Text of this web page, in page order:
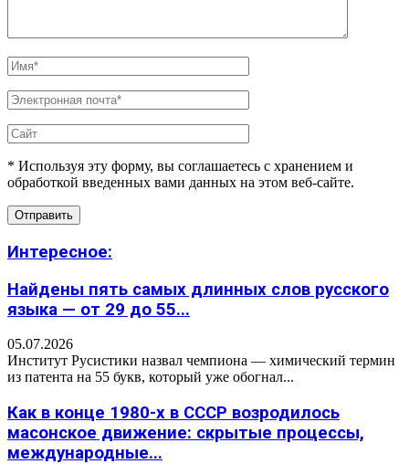
* Используя эту форму, вы соглашаетесь с хранением и
обработкой введенных вами данных на этом веб-сайте.
Интересное:
Найдены пять самых длинных слов русского
языка — от 29 до 55...
05.07.2026
Институт Русистики назвал чемпиона — химический термин
из патента на 55 букв, который уже обогнал...
Как в конце 1980-х в СССР возродилось
масонское движение: скрытые процессы,
международные...